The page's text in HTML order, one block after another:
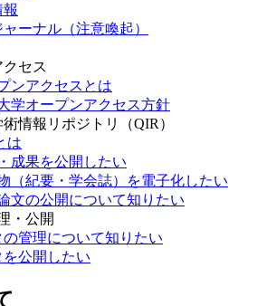
ーナル（注意喚起）
セス
ンアクセスとは
学オープンアクセス方針
情報リポジトリ（QIR）
は
成果を公開したい
（紀要・学会誌）を電子化したい
文の公開について知りたい
・公開
管理について知りたい
公開したい